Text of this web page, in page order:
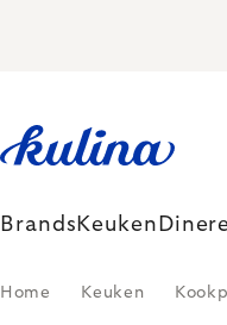
Brands Keuken
Home Keuken